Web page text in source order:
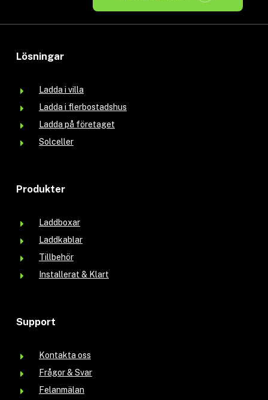
Lösningar
Ladda i villa
Ladda i flerbostadshus
Ladda på företaget
Solceller
Produkter
Laddboxar
Laddkablar
Tillbehör
Installerat & Klart
Support
Kontakta oss
Frågor & Svar
Felanmälan